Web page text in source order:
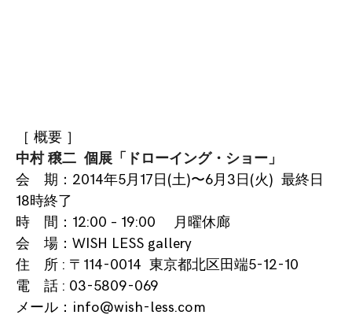
［ 概要 ］
中村 穣二 個展「ドローイング・ショー」
会 期：2014年5月17日(土)〜6月3日(火) 最終日
18時終了
時 間：12:00 – 19:00 月曜休廊
会 場：WISH LESS gallery
住 所 : 〒114-0014 東京都北区田端5-12-10
電 話 : 03-5809-069
メール：info@wish-less.com